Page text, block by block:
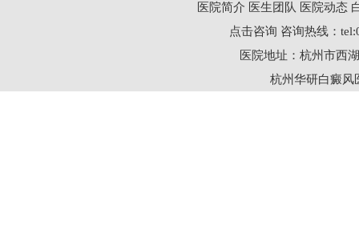
医院简介 医生团队 医院动态
点击咨询 咨询热线：
医院地址：杭州市西
杭州华研白癜风